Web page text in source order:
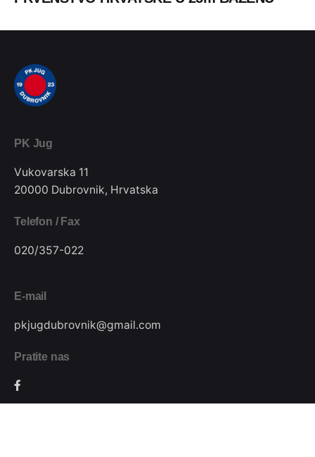
PK Jug
Vukovarska 11
20000 Dubrovnik, Hrvatska
Telefon / Fax
020/357-022
E-mail
pkjugdubrovnik@gmail.com
Pratite nas